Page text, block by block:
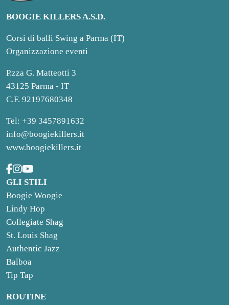
BOOGIE KILLERS A.S.D.
Corsi di balli Swing a Parma (IT)
Organizzazione eventi
P.zza G. Matteotti 3
43125 Parma - IT
C.F. 92197680348
Tel: +39 3457891632
info@boogiekillers.it
www.boogiekillers.it
GLI STILI
Boogie Woogie
Lindy Hop
Collegiate Shag
St. Louis Shag
Authentic Jazz
Balboa
Tip Tap
ROUTINE